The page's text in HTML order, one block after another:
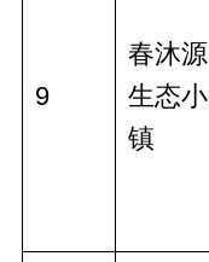
9
春沐源
生态小
镇